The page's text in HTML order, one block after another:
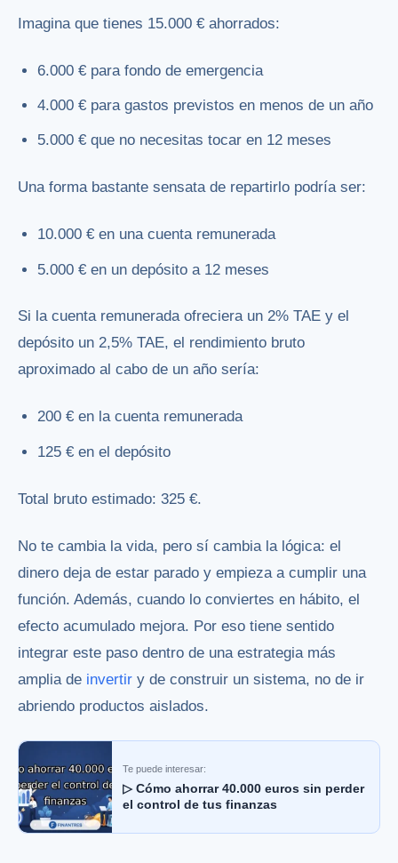
Imagina que tienes 15.000 € ahorrados:
6.000 € para fondo de emergencia
4.000 € para gastos previstos en menos de un año
5.000 € que no necesitas tocar en 12 meses
Una forma bastante sensata de repartirlo podría ser:
10.000 € en una cuenta remunerada
5.000 € en un depósito a 12 meses
Si la cuenta remunerada ofreciera un 2% TAE y el
depósito un 2,5% TAE, el rendimiento bruto
aproximado al cabo de un año sería:
200 € en la cuenta remunerada
125 € en el depósito
Total bruto estimado: 325 €.
No te cambia la vida, pero sí cambia la lógica: el
dinero deja de estar parado y empieza a cumplir una
función. Además, cuando lo conviertes en hábito, el
efecto acumulado mejora. Por eso tiene sentido
integrar este paso dentro de una estrategia más
amplia de invertir y de construir un sistema, no de ir
abriendo productos aislados.
Te puede interesar:
▷ Cómo ahorrar 40.000 euros sin perder
el control de tus finanzas